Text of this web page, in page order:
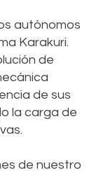
autónomos
Karakuri.
de
de sus
la carga de
de nuestro